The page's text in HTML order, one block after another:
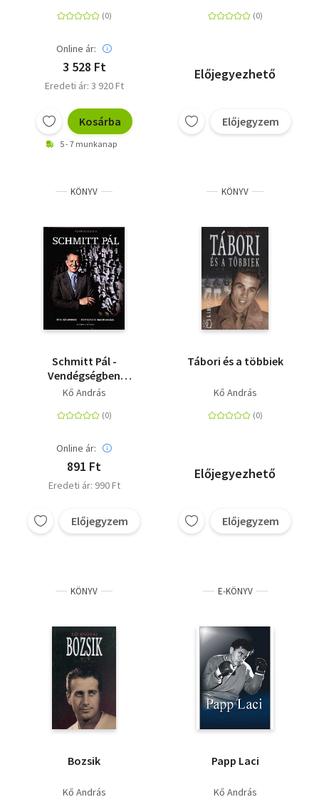
Online ár:
3 528 Ft
Eredeti ár: 3 920 Ft
Kosárba
5 - 7 munkanap
Előjegyezhető
Előjegyzem
KÖNYV
Schmitt Pál -
Vendégségben
sorozat
Kő András
Online ár:
891 Ft
Eredeti ár: 990 Ft
Előjegyzem
KÖNYV
Tábori és a többiek
Kő András
Előjegyezhető
Előjegyzem
KÖNYV
Bozsik
Kő András
E-KÖNYV
Papp Laci
Kő András